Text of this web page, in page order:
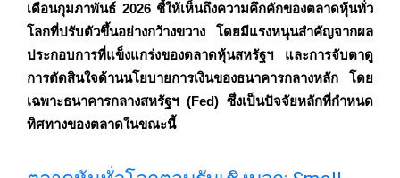
เดือนกุมภาพันธ์ 2026 ชี้ให้เห็นถึงความคึกคักของตลาดหุ้นทั่ว
โลกที่ปรับตัวขึ้นอย่างกว้างขวาง โดยมีแรงหนุนสำคัญจากผล
ประกอบการที่แข็งแกร่งของตลาดหุ้นสหรัฐฯ และการจับตาดู
การตัดสินใจด้านนโยบายการเงินของธนาคารกลางหลัก โดย
เฉพาะธนาคารกลางสหรัฐฯ (Fed) ซึ่งเป็นปัจจัยหลักที่กำหนด
ทิศทางของตลาดในขณะนี้